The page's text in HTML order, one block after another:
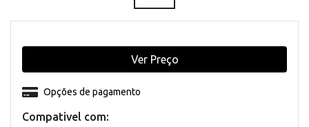
Compativel com:
Opções de pagamento
Ver Preço